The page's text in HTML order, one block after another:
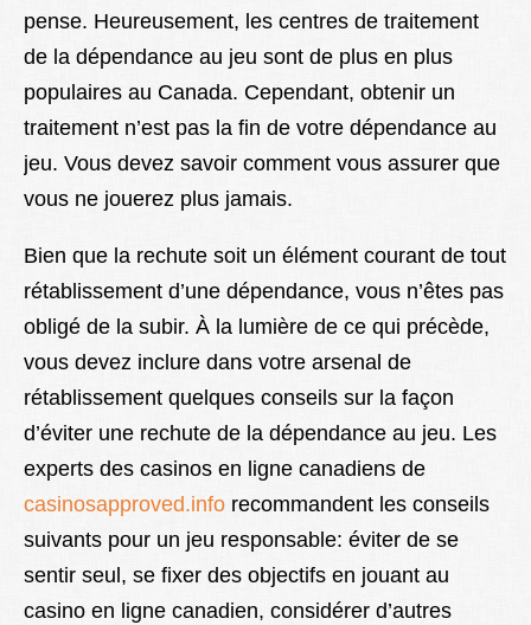
pense. Heureusement, les centres de traitement
de la dépendance au jeu sont de plus en plus
populaires au Canada. Cependant, obtenir un
traitement n’est pas la fin de votre dépendance au
jeu. Vous devez savoir comment vous assurer que
vous ne jouerez plus jamais.
Bien que la rechute soit un élément courant de tout
rétablissement d’une dépendance, vous n’êtes pas
obligé de la subir. À la lumière de ce qui précède,
vous devez inclure dans votre arsenal de
rétablissement quelques conseils sur la façon
d’éviter une rechute de la dépendance au jeu. Les
experts des casinos en ligne canadiens de
casinosapproved.info recommandent les conseils
suivants pour un jeu responsable: éviter de se
sentir seul, se fixer des objectifs en jouant au
casino en ligne canadien, considérer d’autres